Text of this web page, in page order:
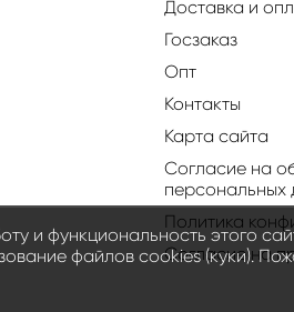
Доставка и
Госзаказ
Опт
Контакты
Карта сайта
Согласие на
персональных
Политика
Соглаcие на
и функциональность этого
файлов cookies (куки).